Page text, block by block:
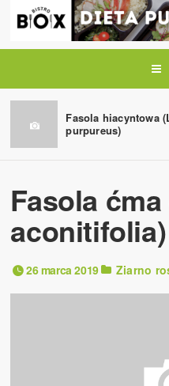
Fasola hiacyntowa
purpureus)
Fasola
aconitifolia)
26 marca 2019 Ziarno